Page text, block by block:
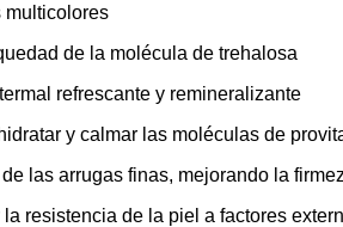
multicolores
de la molécula de trehalosa
refrescante y remineralizante
y calmar las moléculas de
las arrugas finas, mejorando la
resistencia de la piel a factores